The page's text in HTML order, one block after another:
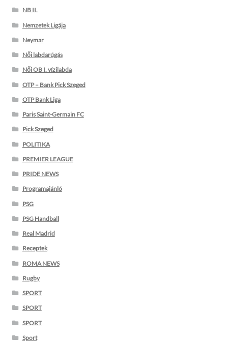
NB II.
Nemzetek Ligája
Neymar
Női labdarúgás
Női OB I. vízilabda
OTP – Bank Pick Szeged
OTP Bank Liga
Paris Saint-Germain FC
Pick Szeged
POLITIKA
PREMIER LEAGUE
PRIDE NEWS
Programajánló
PSG
PSG Handball
Real Madrid
Receptek
ROMA NEWS
Rugby
SPORT
SPORT
SPORT
Sport